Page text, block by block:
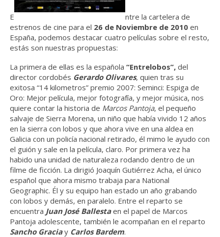
E
ntre la cartelera de
estrenos de cine para el 26 de Noviembre de 2010 en
España, podemos destacar cuatro películas sobre el resto,
estás son nuestras propuestas:
La primera de ellas es la española “Entrelobos”, del
director cordobés Gerardo Olivares, quien tras su
exitosa “14 kilometros” premio 2007: Seminci: Espiga de
Oro: Mejor película, mejor fotografía, y mejor música, nos
quiere contar la historia de Marcos Pantoja, el pequeño
salvaje de Sierra Morena, un niño que había vivido 12 años
en la sierra con lobos y que ahora vive en una aldea en
Galicia con un policía nacional retirado, él mimo le ayudo con
el guión y sale en la película, claro. Por primera vez ha
habido una unidad de naturaleza rodando dentro de un
filme de ficción. La dirigió Joaquín Gutiérrez Acha, el único
español que ahora mismo trabaja para National
Geographic. Él y su equipo han estado un año grabando
con lobos y demás, en paralelo. Entre el reparto se
encuentra Juan José Ballestaen el papel de Marcos
Pantoja adolescente, también le acompañan en el reparto
Sancho Graciay Carlos Bardem.